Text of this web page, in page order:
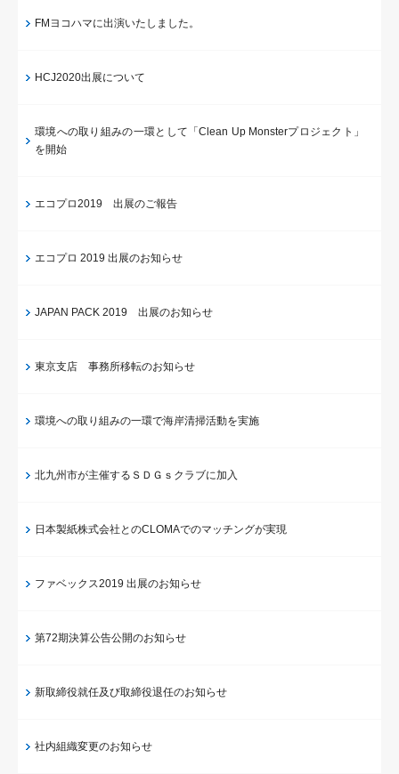
FMヨコハマに出演いたしました。
HCJ2020出展について
環境への取り組みの一環として「Clean Up Monsterプロジェクト」
を開始
エコプロ2019 出展のご報告
エコプロ 2019 出展のお知らせ
JAPAN PACK 2019 出展のお知らせ
東京支店 事務所移転のお知らせ
環境への取り組みの一環で海岸清掃活動を実施
北九州市が主催するＳＤＧｓクラブに加入
日本製紙株式会社とのCLOMAでのマッチングが実現
ファベックス2019 出展のお知らせ
第72期決算公告公開のお知らせ
新取締役就任及び取締役退任のお知らせ
社内組織変更のお知らせ